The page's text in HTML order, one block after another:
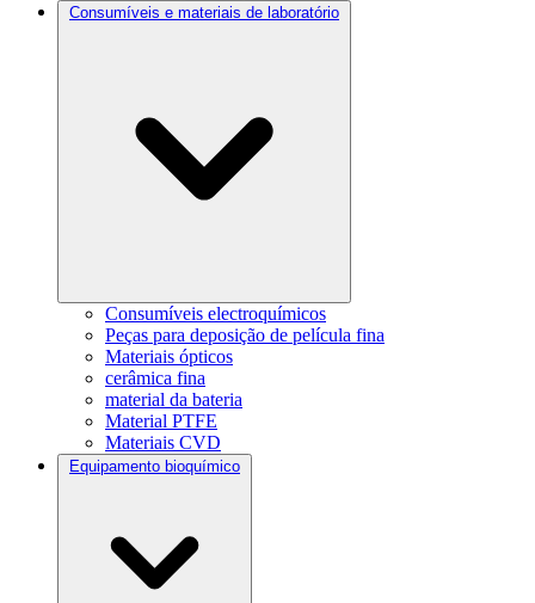
Consumíveis e materiais de laboratório
Consumíveis electroquímicos
Peças para deposição de película fina
Materiais ópticos
cerâmica fina
material da bateria
Material PTFE
Materiais CVD
Equipamento bioquímico